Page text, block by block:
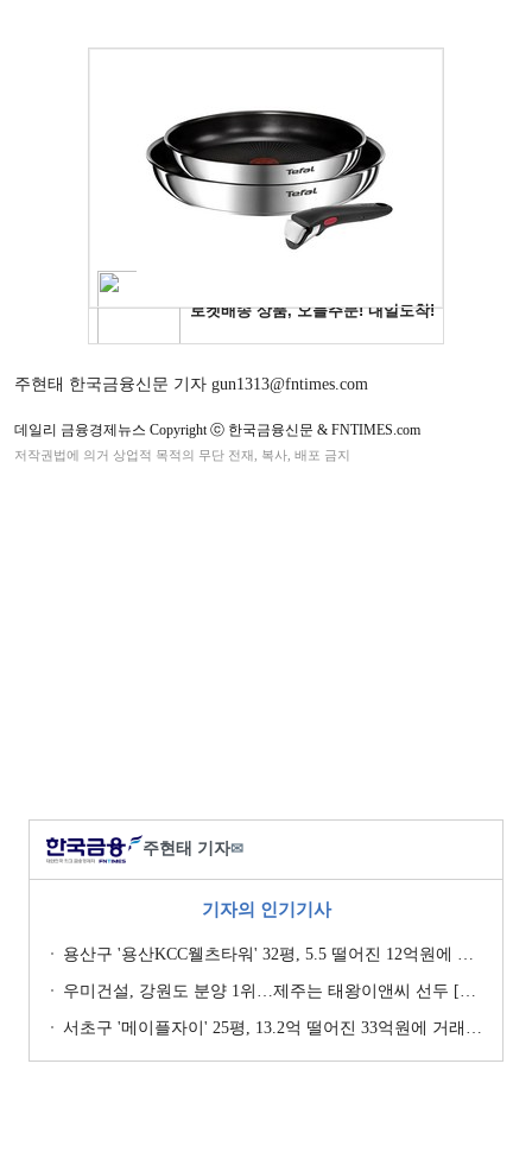
주현태 한국금융신문 기자 gun1313@fntimes.com
데일리 금융경제뉴스 Copyright ⓒ 한국금융신문 & FNTIMES.com
저작권법에 의거 상업적 목적의 무단 전재, 복사, 배포 금지
주현태 기자✉
기자의 인기기사
용산구 '용산KCC웰츠타워' 32평, 5.5 떨어진 12억원에 거래 [일일 하락가]
우미건설, 강원도 분양 1위…제주는 태왕이앤씨 선두 [이 지역 분양왕-강원·제주]
서초구 '메이플자이' 25평, 13.2억 떨어진 33억원에 거래 [일일 하락가]